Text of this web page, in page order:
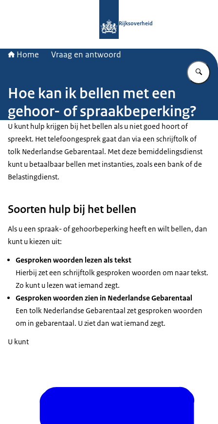
Rijksoverheid
Home Vraag en antwoord
Hoe kan ik bellen met een
gehoor- of spraakbeperking?
U kunt hulp krijgen bij het bellen als u niet goed hoort of
spreekt. Het telefoongesprek gaat dan via een schrijftolk of
tolk Nederlandse Gebarentaal. Met deze bemiddelingsdienst
kunt u betaalbaar bellen met instanties, zoals een bank of de
Belastingdienst.
Soorten hulp bij het bellen
Als u een spraak- of gehoorbeperking heeft en wilt bellen, dan
kunt u kiezen uit:
Gesproken woorden lezen als tekst
Hierbij zet een schrijftolk gesproken woorden om naar tekst.
Zo kunt u lezen wat iemand zegt.
Gesproken woorden zien in Nederlandse Gebarentaal
Een tolk Nederlandse Gebarentaal zet gesproken woorden
om in gebarentaal. U ziet dan wat iemand zegt.
U kunt